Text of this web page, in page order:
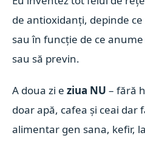
de antioxidanți, depinde
sau în funcție de ce
sau să previn.
A doua zi eziua NU – fără
doar apă, cafea și ceai dar
alimentar gen sana, kefir,